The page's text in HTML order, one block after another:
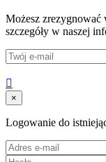
Możesz
szczegóły w naszej

×
Logowanie do